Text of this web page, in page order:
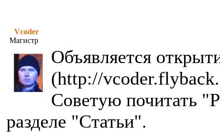
Vcoder
Магистр
Объявляется
(http://
Советую почитать
разделе "Статьи".